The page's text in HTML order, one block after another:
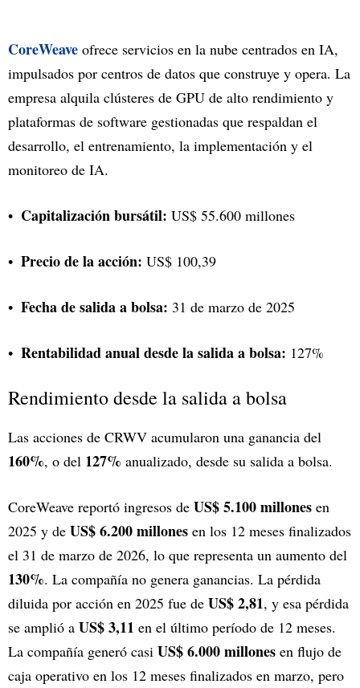
CoreWeave ofrece servicios en la nube centrados en IA,
impulsados por centros de datos que construye y opera. La
empresa alquila clústeres de GPU de alto rendimiento y
plataformas de software gestionadas que respaldan el
desarrollo, el entrenamiento, la implementación y el
monitoreo de IA.
Capitalización bursátil: US$ 55.600 millones
Precio de la acción: US$ 100,39
Fecha de salida a bolsa: 31 de marzo de 2025
Rentabilidad anual desde la salida a bolsa: 127%
Rendimiento desde la salida a bolsa
Las acciones de CRWV acumularon una ganancia del
160%, o del 127% anualizado, desde su salida a bolsa.
CoreWeave reportó ingresos de US$ 5.100 millones en
2025 y de US$ 6.200 millones en los 12 meses finalizados
el 31 de marzo de 2026, lo que representa un aumento del
130%. La compañía no genera ganancias. La pérdida
diluida por acción en 2025 fue de US$ 2,81, y esa pérdida
se amplió a US$ 3,11 en el último período de 12 meses.
La compañía generó casi US$ 6.000 millones en flujo de
caja operativo en los 12 meses finalizados en marzo, pero